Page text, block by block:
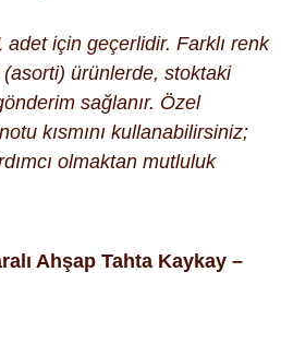
adet için geçerlidir. Farklı renk
ürünlerde, stoktaki
sağlanır. Özel
kısmını kullanabilirsiniz;
olmaktan mutluluk
Ahşap Tahta Kaykay –